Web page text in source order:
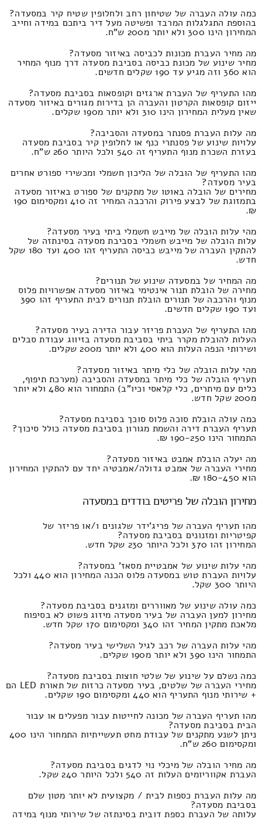
כמה עולה העברה של שטיחון רחב ולחלופין שטיח קיר במסעדה?
בהוספת התגלגלות המרבד ופשיטה מעל דיר ביתכם במידה וחייב
המחירון הינו 300 ולא יותר מ200 ש"ח.
מה מחיר העברת מכונות לכביסה באיזור מסעדה?
מחיר שינוע של מכונת כביסה בסביבת מסעדה דרך מנוף המחיר
הוא 360 וזה מגיע עד 190 שקלים חדשים.
מהו התעריף של העברת ארגזים וקופסאות בסביבת מסעדה?
ייזום קופסאות הקרטון והעברה הן בדירות מגורים באיזור מסעדה
שאין מעלית המחירון הינו 310 ולא יותר מ190 שקלים.
מה עלות העברת פסנתר במסעדה והסביבה?
עלויות שינוע של פסנתרי כנף או לחלופין קיר בסביבת מסעדה
בעזרת השכרת מנוף התעריף זה 540 ולכל היותר 260 ש"ח.
מהו התעריף של הובלה של הליכון חשמלי ומכשירי ספורט אחרים
בעיר מסעדה?
מחירים של הובלה באוטו של מתקנים של ספורט באיזור מסעדה
בתמזוגת של לבצע פירוק והרכבה המחיר זה 410 ומקסימום 190
₪.
מהי עלות הובלה של מייבש חשמלי ביתי בעיר מסעדה?
עלות הובלה של מייבש חשמלי בסביבת מסעדה בסינתזה של
להתקין העברה של מייבש כביסה התעריף זהו 400 ועד 180 שקל
חדש.
מה המחיר של במסעדה שינוע של תנורים?
מחירה של הובלת תנור אינטימי באיזור מסעדה אפשרויות פלוס
מנוף והרכבה של תנורים הובלת תנורים לבית התעריף זהו 390
ועד 190 שקלים חדשים.
מהו התעריף של העברת פריזר עבור הדירה בעיר מסעדה?
העלות להובלת מקרר ביתי בסביבת מסעדה בזיווג עבודת סבלים
ושירותי הנפה העלות הוא 400 ולא יותר מ200 שקלים.
מהי עלות הובלה של כלי מיתר באיזור מסעדה?
תעריף הובלה של כלי מיתר במסעדה והסביבה (מערכת תיפוף,
כלים עם מיתרים, כלי קלאסי וכיו"ב) התמחור הוא 480 ולא יותר
מ200 שקל חדש.
כמה עולה הובלת סוכה פלוס סוכך בסביבת מסעדה?
תעריף העברת דירה והשמת מגורון בסביבת מסעדה כולל סיכוך?
התמחור הינו 190-250 ₪.
מה יעלה הובלת אמבט באיזור מסעדה?
מחירי העברה של אמבט גדולה/אמבטיה יחד עם להתקין המחירון
הוא 180-450 ₪.
מחירון הובלה של פריטים בודדים במסעדה
מהו תעריף העברה של פריג'ידר שלגונים ו/או פריזר של
קפיטריות ומזנונים בסביבת מסעדה?
המחירון זהו 370 ולכל היותר 230 שקל חדש.
מהי עלות שינוע של אמבטיית מסאז' במסעדה?
עלויות העברת טוש במסעדה פלוס הכנה המחירון הוא 440 ולכל
היותר 300 שקל.
כמה עולה שינוע של מאווררים ומזגנים בסביבת מסעדה?
מחירון למען העברה של בעיר מסעדה מיזוג פשוט לא בסיפוח
מלאכת מתקין המחיר זהו 340 ומקסימום 170 שקל חדש.
מהי עלות העברה של רכב לגיל השלישי בעיר מסעדה?
התמחור הינו 390 ולא יותר מ190 שקלים.
כמה נשלם על שינוע של שלטי חוצות בסביבת מסעדה?
מחירי העברה של שלטים, בעיר מסעדה כרזות של תאורת LED הם
+ שירותי מנוף התעריף הוא 440 ומקסימום 190 שקלים.
מהו תעריף העברה של מכונה לחייטות עבור מפעלים או עבור
הבית בסביבת מסעדה?
ניתן לשנע מתקנים של עבודת מחט תעשייתיות התמחור הינו 400
ומקסימום 260 ש"ח.
מה מחיר הובלה של מיכלי נוי לדגים בסביבת מסעדה?
העברת אקווריומים העלות זה 540 ולכל היותר 240 שקל.
מה עלות העברת כספות לבית / מקצועית לא יותר מטון שלם
בסביבת מסעדה?
עלותה של העברת כספת דובית בסינתזה של שירותי מנוף במידה